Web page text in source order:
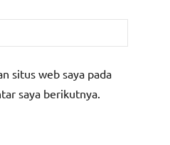
situs web saya pada
saya berikutnya.